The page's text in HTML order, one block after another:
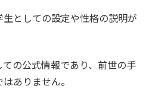
としての設定や性格の説明が
の公式情報であり、前世の手
ありません。